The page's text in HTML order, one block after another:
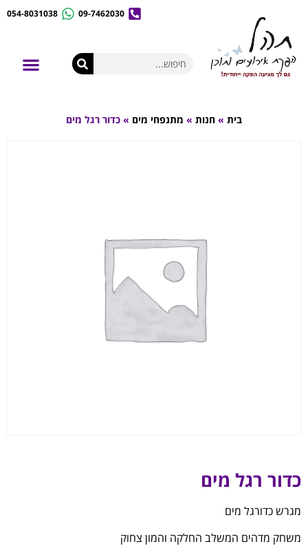
09-7462030
054-8031038
בית » חנות » מתנפחי מים » כדור רגל מים
כדור רגל מים
מגרש כדורגל מים
משחק מדהים המשלב החלקה והמון צחוק